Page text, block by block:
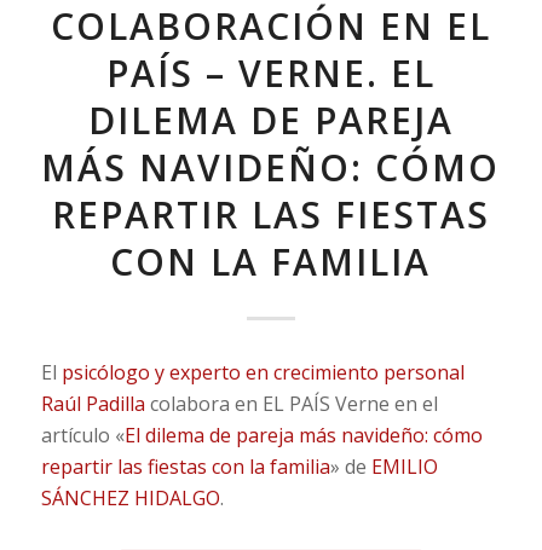
COLABORACIÓN EN EL
PAÍS – VERNE. EL
DILEMA DE PAREJA
MÁS NAVIDEÑO: CÓMO
REPARTIR LAS FIESTAS
CON LA FAMILIA
El psicólogo y experto en crecimiento personal
Raúl Padilla colabora en EL PAÍS Verne en el
artículo «El dilema de pareja más navideño: cómo
repartir las fiestas con la familia» de EMILIO
SÁNCHEZ HIDALGO.